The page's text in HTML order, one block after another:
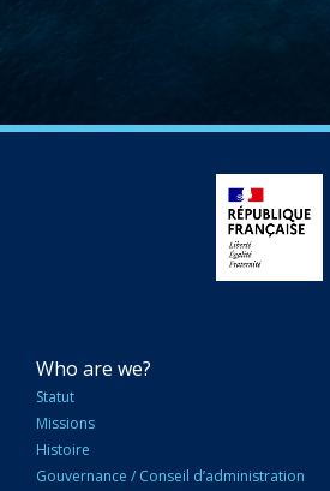
NAVIGATION
PRINCIPALE
Who are we?
Statut
Missions
Histoire
Gouvernance / Conseil d’administration